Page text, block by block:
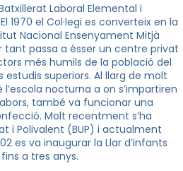
Laboral Elemental i
1970 el Col·legi es converteix en la
Nacional Ensenyament Mitjà
tant passa a ésser un centre privat
més humils de la població del
superiors. Al llarg de molt
nocturna a on s’impartiren
també va funcionar una
Molt recentment s’ha
i Polivalent (BUP) i actualment
es va inaugurar la Llar d’infants
a tres anys.